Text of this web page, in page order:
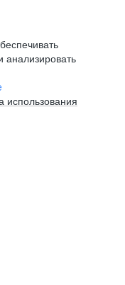
анализировать
использования